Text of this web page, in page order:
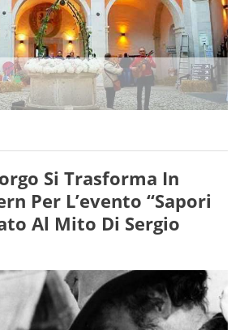
Si Trasforma In
Per L’evento “Sapori
Al Mito Di Sergio